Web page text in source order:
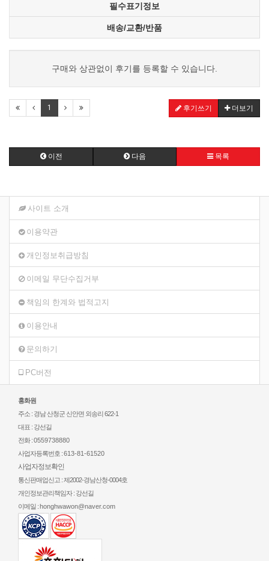
필수표기정보
배송/교환/반품
구매와 상관없이 후기를 등록할 수 있습니다.
1 후기쓰기 더보기
이전 다음 목록
사이트 소개
이용약관
개인정보취급방침
이메일 무단수집거부
책임의 한계와 법적고지
이용안내
문의하기
PC버전
홍화원
주소 : 경남 산청군 신안면 외송리 622-1
대표 : 강선길
전화 :0559738880
사업자등록번호 :613-81-61520
사업자정보확인
통신판매업신고 : 제2002-경남산청-0004호
개인정보관리책임자 : 강선길
이메일 :honghwawon@naver.com